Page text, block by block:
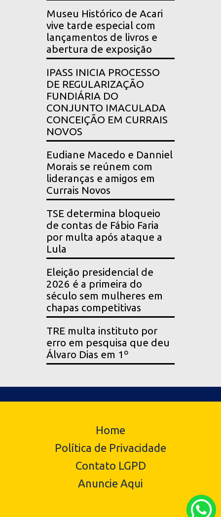
Museu Histórico de Acari
vive tarde especial com
lançamentos de livros e
abertura de exposição
IPASS INICIA PROCESSO
DE REGULARIZAÇÃO
FUNDIÁRIA DO
CONJUNTO IMACULADA
CONCEIÇÃO EM CURRAIS
NOVOS
Eudiane Macedo e Danniel
Morais se reúnem com
lideranças e amigos em
Currais Novos
TSE determina bloqueio
de contas de Fábio Faria
por multa após ataque a
Lula
Eleição presidencial de
2026 é a primeira do
século sem mulheres em
chapas competitivas
TRE multa instituto por
erro em pesquisa que deu
Álvaro Dias em 1º
Home
Política de Privacidade
Contato LGPD
Anuncie Aqui